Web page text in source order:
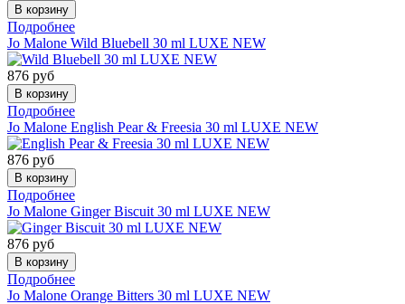
Подробнее
Jo Malone Wild Bluebell 30 ml LUXE NEW
876 руб
Подробнее
Jo Malone English Pear & Freesia 30 ml LUXE NEW
876 руб
Подробнее
Jo Malone Ginger Biscuit 30 ml LUXE NEW
876 руб
Подробнее
Jo Malone Orange Bitters 30 ml LUXE NEW